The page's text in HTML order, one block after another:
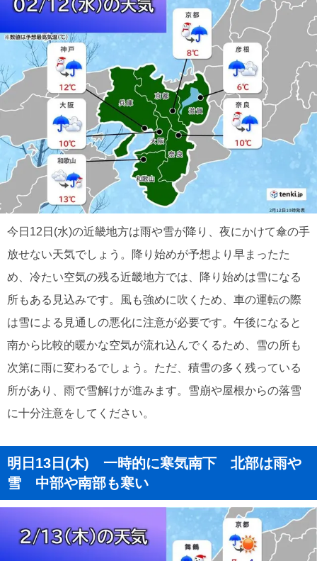
今日12日(水)の近畿地方は雨や雪が降り、夜にかけて傘の手
放せない天気でしょう。降り始めが予想より早まったた
め、冷たい空気の残る近畿地方では、降り始めは雪になる
所もある見込みです。風も強めに吹くため、車の運転の際
は雪による見通しの悪化に注意が必要です。午後になると
南から比較的暖かな空気が流れ込んでくるため、雪の所も
次第に雨に変わるでしょう。ただ、積雪の多く残っている
所があり、雨で雪解けが進みます。雪崩や屋根からの落雪
に十分注意をしてください。
明日13日(木) 一時的に寒気南下 北部は雨や
雪 中部や南部も寒い